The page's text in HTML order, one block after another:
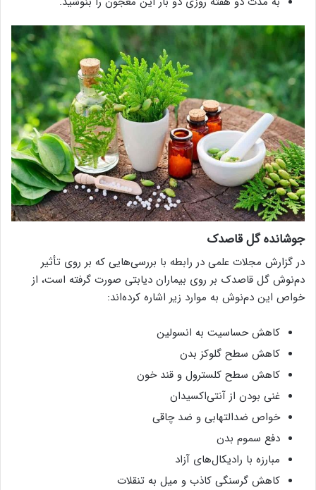
جوشانده گل قاصدک
در گزارش مجلات علمی در رابطه با بررسی‌هایی که بر روی تأثیر
دم‌نوش گل قاصدک بر روی بیماران دیابتی صورت گرفته است، از
خواص این دم‌نوش به موارد زیر اشاره کرده‌اند:
کاهش حساسیت به انسولین
کاهش سطح گلوکز بدن
کاهش سطح کلسترول و قند خون
غنی بودن از آنتی‌اکسیدان
خواص ضدالتهابی و ضد چاقی
دفع سموم بدن
مبارزه با رادیکال‌های آزاد
کاهش گرسنگی کاذب و میل به تنقلات